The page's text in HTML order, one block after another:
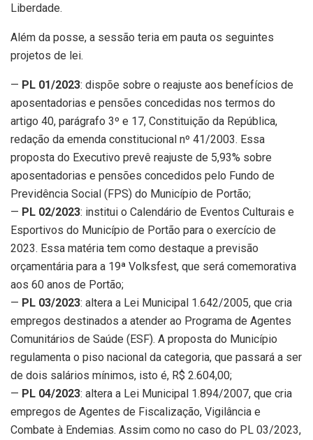
Liberdade.
Além da posse, a sessão teria em pauta os seguintes
projetos de lei.
— PL 01/2023: dispõe sobre o reajuste aos benefícios de
aposentadorias e pensões concedidas nos termos do
artigo 40, parágrafo 3º e 17, Constituição da República,
redação da emenda constitucional nº 41/2003. Essa
proposta do Executivo prevê reajuste de 5,93% sobre
aposentadorias e pensões concedidos pelo Fundo de
Previdência Social (FPS) do Município de Portão;
— PL 02/2023: institui o Calendário de Eventos Culturais e
Esportivos do Município de Portão para o exercício de
2023. Essa matéria tem como destaque a previsão
orçamentária para a 19ª Volksfest, que será comemorativa
aos 60 anos de Portão;
— PL 03/2023: altera a Lei Municipal 1.642/2005, que cria
empregos destinados a atender ao Programa de Agentes
Comunitários de Saúde (ESF). A proposta do Município
regulamenta o piso nacional da categoria, que passará a ser
de dois salários mínimos, isto é, R$ 2.604,00;
— PL 04/2023: altera a Lei Municipal 1.894/2007, que cria
empregos de Agentes de Fiscalização, Vigilância e
Combate à Endemias. Assim como no caso do PL 03/2023,